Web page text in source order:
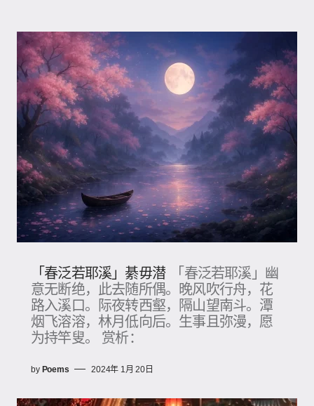
「春泛若耶溪」綦毋潜
「春泛若耶溪」幽
意无断绝，此去随所偶。晚风吹行舟，花
路入溪口。际夜转西壑，隔山望南斗。潭
烟飞溶溶，林月低向后。生事且弥漫，愿
为持竿叟。 赏析：
by Poems 2024年 1月 20日